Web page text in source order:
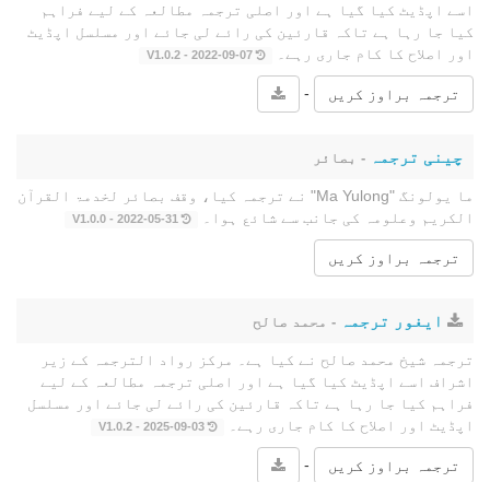
اسے اپڈیٹ کیا گیا ہے اور اصلی ترجمہ مطالعہ کے لیے فراہم
کیا جا رہا ہے تاکہ قارئین کی رائے لی جائے اور مسلسل اپڈیٹ
اور اصلاح کا کام جاری رہے۔
2022-09-07 - V1.0.2
ترجمہ براوز کریں -
چینی ترجمہ - بصائر
ما يولونگ "Ma Yulong" نے ترجمہ کیا، وقف بصائر لخدمۃ القرآن
الکریم وعلومہ کی جانب سے شائع ہوا۔
2022-05-31 - V1.0.0
ترجمہ براوز کریں
ایغور ترجمہ - محمد صالح
ترجمہ شیخ محمد صالح نے کیا ہے۔ مرکز رواد الترجمہ کے زیر
اشراف اسے اپڈیٹ کیا گیا ہے اور اصلی ترجمہ مطالعہ کے لیے
فراہم کیا جا رہا ہے تاکہ قارئین کی رائے لی جائے اور مسلسل
اپڈیٹ اور اصلاح کا کام جاری رہے۔
2025-09-03 - V1.0.2
ترجمہ براوز کریں -